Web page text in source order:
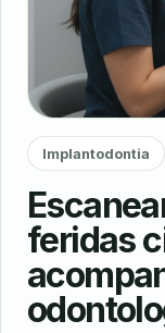
Implantodontia
feridas